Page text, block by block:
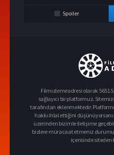
Spoiler
Filmizlemeadresi olarak 5651
sağlayıcı bir platformuz.
tarafından eklenmektedir.
hakkı ihlal ettiğini
üzerinden bizimle iletişime
bizlere müracaat etmeniz
içerisinde siteden